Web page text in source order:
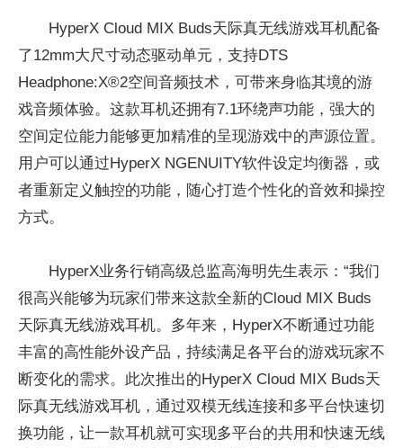
HyperX Cloud MIX Buds天际真无线游戏耳机配备
了12mm大尺寸动态驱动单元，支持DTS
Headphone:X®2空间音频技术，可带来身临其境的游
戏音频体验。这款耳机还拥有7.1环绕声功能，强大的
空间定位能力能够更加精准的呈现游戏中的声源位置。
用户可以通过HyperX NGENUITY软件设定均衡器，或
者重新定义触控的功能，随心打造个性化的音效和操控
方式。
HyperX业务行销高级总监高海明先生表示：“我们
很高兴能够为玩家们带来这款全新的Cloud MIX Buds
天际真无线游戏耳机。多年来，HyperX不断通过功能
丰富的高性能外设产品，持续满足各平台的游戏玩家不
断变化的需求。此次推出的HyperX Cloud MIX Buds天
际真无线游戏耳机，通过双模无线连接和多平台快速切
换功能，让一款耳机就可实现多平台的共用和快速无线